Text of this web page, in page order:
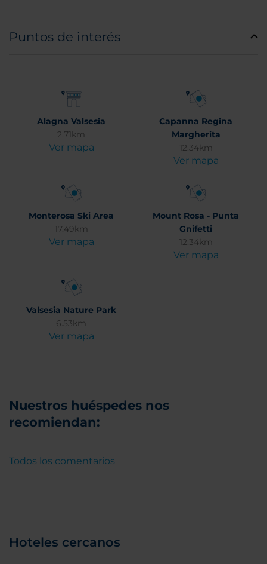
Puntos de interés
Alagna Valsesia
2.71km
Ver mapa
Capanna Regina
Margherita
12.34km
Ver mapa
Monterosa Ski Area
17.49km
Ver mapa
Mount Rosa - Punta
Gnifetti
12.34km
Ver mapa
Valsesia Nature Park
6.53km
Ver mapa
Nuestros huéspedes nos
recomiendan:
Todos los comentarios
Hoteles cercanos